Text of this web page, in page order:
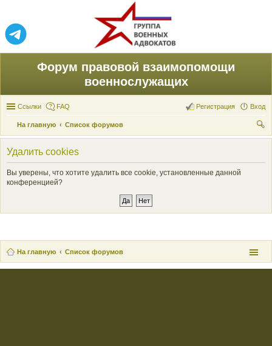
Форум правовой взаимопомощи
военнослужащих
Ссылки FAQ Вход
Регистрация
На главную
Список форумов
ои
Удалить cookies
Вы уверены, что хотите удалить все cookie, установленные данной
конференцией?
На главную Список форумов